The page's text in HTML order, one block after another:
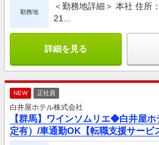
勤務地
＜勤務地詳細＞ 本社 住所
21...
詳細を見る
NEW 正社員
白井屋ホテル株式会社
【群馬】ワインソムリエ◆白井屋
定有）/車通勤OK【転職支援サービ